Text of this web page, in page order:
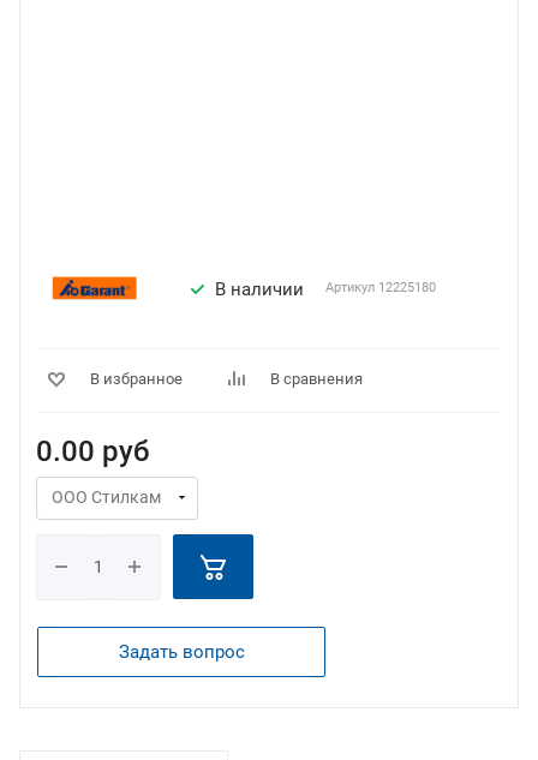
В наличии Артикул 12225180
В избранное В сравнения
0.00 руб
Задать вопрос